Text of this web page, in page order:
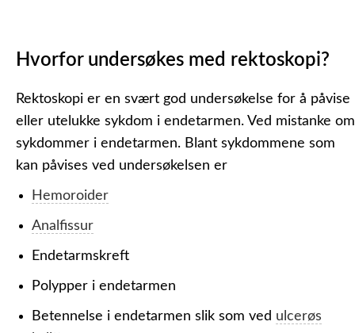
Hvorfor undersøkes med rektoskopi?
Rektoskopi er en svært god undersøkelse for å påvise
eller utelukke sykdom i endetarmen. Ved mistanke om
sykdommer i endetarmen. Blant sykdommene som
kan påvises ved undersøkelsen er
Hemoroider
Analfissur
Endetarmskreft
Polypper i endetarmen
Betennelse i endetarmen slik som ved ulcerøs